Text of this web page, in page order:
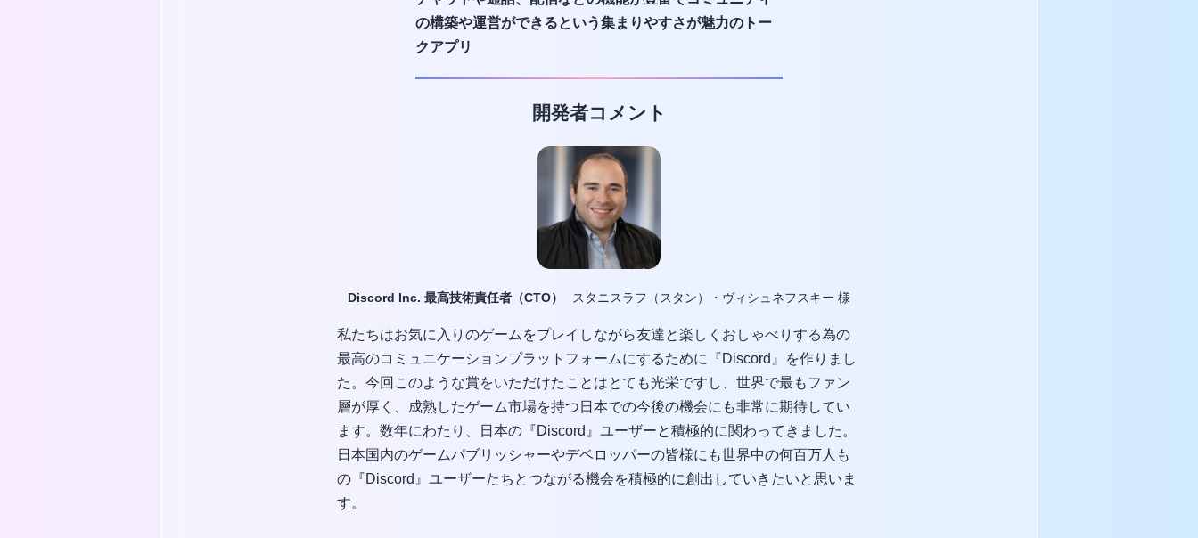
の構築や運営ができるという集まりやすさが魅力のトー
クアプリ
開発者コメント
Discord Inc. 最高技術責任者（CTO） スタニスラフ（スタン）・ヴィシュネフスキー 様
私たちはお気に入りのゲームをプレイしながら友達と楽しくおしゃべりする為の
最高のコミュニケーションプラットフォームにするために『Discord』を作りまし
た。今回このような賞をいただけたことはとても光栄ですし、世界で最もファン
層が厚く、成熟したゲーム市場を持つ日本での今後の機会にも非常に期待してい
ます。数年にわたり、日本の『Discord』ユーザーと積極的に関わってきました。
日本国内のゲームパブリッシャーやデベロッパーの皆様にも世界中の何百万人も
の『Discord』ユーザーたちとつながる機会を積極的に創出していきたいと思いま
す。